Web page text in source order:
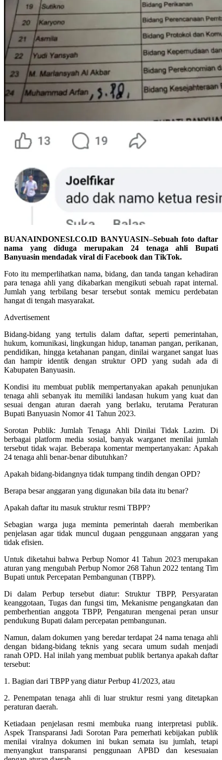
BUANAINDONESI.CO.ID BANYUASIN–Sebuah foto daftar
nama yang diduga merupakan 24 tenaga ahli Bupati
Banyuasin mendadak viral di Facebook dan TikTok.
Foto itu memperlihatkan nama, bidang, dan tanda tangan kehadiran
para tenaga ahli yang dikabarkan mengikuti sebuah rapat internal.
Jumlah yang terbilang besar tersebut sontak memicu perdebatan
hangat di tengah masyarakat.
Advertisement
Bidang-bidang yang tertulis dalam daftar, seperti pemerintahan,
hukum, komunikasi, lingkungan hidup, tanaman pangan, perikanan,
pendidikan, hingga ketahanan pangan, dinilai warganet sangat luas
dan hampir identik dengan struktur OPD yang sudah ada di
Kabupaten Banyuasin.
Kondisi itu membuat publik mempertanyakan apakah penunjukan
tenaga ahli sebanyak itu memiliki landasan hukum yang kuat dan
sesuai dengan aturan daerah yang berlaku, terutama Peraturan
Bupati Banyuasin Nomor 41 Tahun 2023.
Sorotan Publik: Jumlah Tenaga Ahli Dinilai Tidak Lazim. Di
berbagai platform media sosial, banyak warganet menilai jumlah
tersebut tidak wajar. Beberapa komentar mempertanyakan: Apakah
24 tenaga ahli benar-benar dibutuhkan?
Apakah bidang-bidangnya tidak tumpang tindih dengan OPD?
Berapa besar anggaran yang digunakan bila data itu benar?
Apakah daftar itu masuk struktur resmi TBPP?
Sebagian warga juga meminta pemerintah daerah memberikan
penjelasan agar tidak muncul dugaan penggunaan anggaran yang
tidak efisien.
Untuk diketahui bahwa Perbup Nomor 41 Tahun 2023 merupakan
aturan yang mengubah Perbup Nomor 268 Tahun 2022 tentang Tim
Bupati untuk Percepatan Pembangunan (TBPP).
Di dalam Perbup tersebut diatur: Struktur TBPP, Persyaratan
keanggotaan, Tugas dan fungsi tim, Mekanisme pengangkatan dan
pemberhentian anggota TBPP, Pengaturan mengenai peran unsur
pendukung Bupati dalam percepatan pembangunan.
Namun, dalam dokumen yang beredar terdapat 24 nama tenaga ahli
dengan bidang-bidang teknis yang secara umum sudah menjadi
ranah OPD. Hal inilah yang membuat publik bertanya apakah daftar
tersebut:
1. Bagian dari TBPP yang diatur Perbup 41/2023, atau
2. Penempatan tenaga ahli di luar struktur resmi yang ditetapkan
peraturan daerah.
Ketiadaan penjelasan resmi membuka ruang interpretasi publik.
Aspek Transparansi Jadi Sorotan Para pemerhati kebijakan publik
menilai viralnya dokumen ini bukan semata isu jumlah, tetapi
menyangkut transparansi penggunaan APBD dan kesesuaian